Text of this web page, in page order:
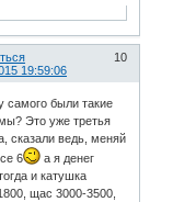
10
19:59:06
самого были такие
Это уже третья
сказали ведь, меняй
6
а я денег
и катушка
щас 3000-3500,